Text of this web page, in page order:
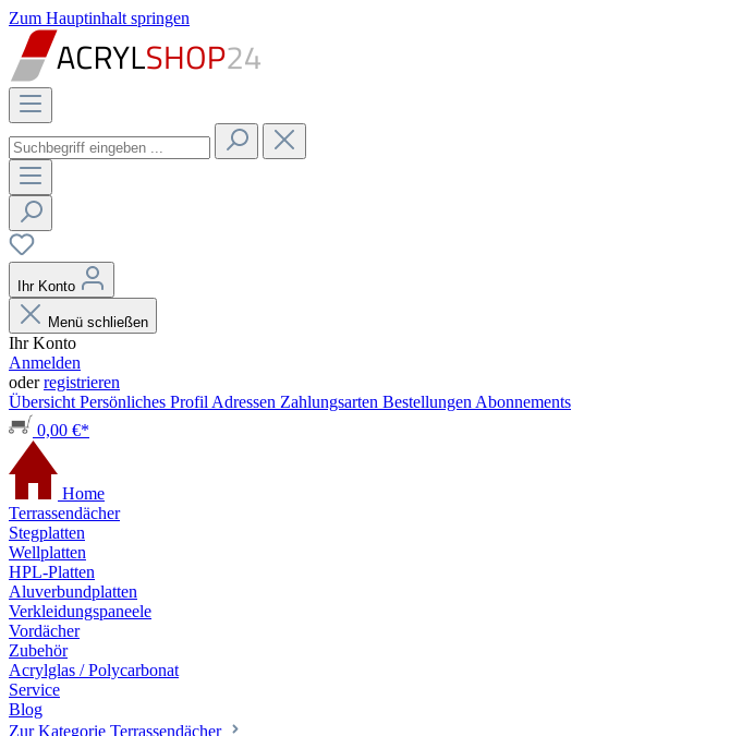
Zum Hauptinhalt springen
Ihr Konto
Menü schließen
Ihr Konto
Anmelden
oderregistrieren
Übersicht Persönliches Profil Adressen Zahlungsarten Bestellungen Abonnements
0,00 €*
Home
Terrassendächer
Stegplatten
Wellplatten
HPL-Platten
Aluverbundplatten
Verkleidungspaneele
Vordächer
Zubehör
Acrylglas / Polycarbonat
Service
Blog
Zur Kategorie Terrassendächer